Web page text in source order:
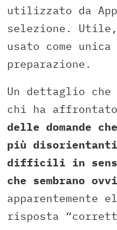
utilizzato da
selezione.
usato come
preparazione.
Un dettaglio
chi ha
delle domande
più disorientanti
difficili in
che sembrano
risposta